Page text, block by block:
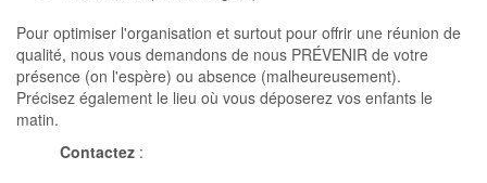
Pour optimiser l'organisation et surtout pour offrir une réunion de
qualité, nous vous demandons de nous PRÉVENIR de votre
présence (on l'espère) ou absence (malheureusement).
Précisez également le lieu où vous déposerez vos enfants le
matin.
Contactez :